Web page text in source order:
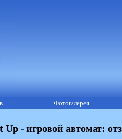
Фотогалерея
Up - игровой автомат: